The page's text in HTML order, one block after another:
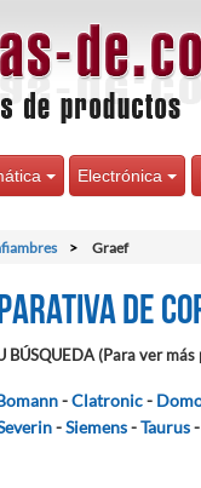
Electrónica
Graef
de
BÚSQUEDA (Para ver
-Clatronic-
-Siemens-Taurus-